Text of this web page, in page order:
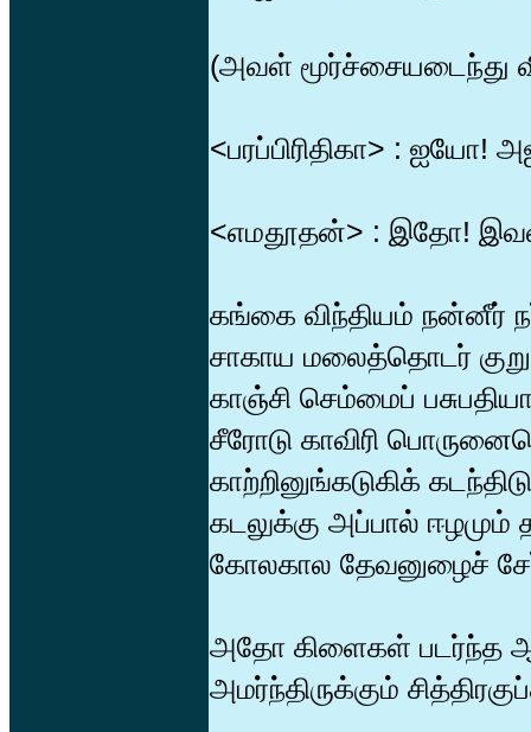
(அவள் மூர்ச்சையடைந்து
<பரப்பிரிதிகா> : ஐயோ!
<எமதூதன்> : இதோ!
கங்கை விந்தியம் நன்னீர்
சாகாய மலைத்தொடர்
காஞ்சி செம்மைப்
சீரோடு காவிரி
காற்றினுங்கடுகிக்
கடலுக்கு அப்பால் ஈழமும்
கோலகால தேவனுழைச்
அதோ கிளைகள் படர்ந்த
அமர்ந்திருக்கும்